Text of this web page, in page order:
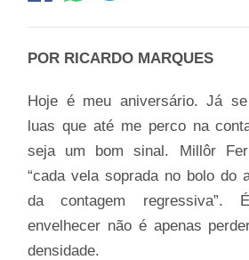
POR RICARDO MARQUES
Hoje é meu aniversário. Já
luas que até me perco na
seja um bom sinal. Millôr
“cada vela soprada no bolo do
da contagem regressiva”.
envelhecer não é apenas
densidade.